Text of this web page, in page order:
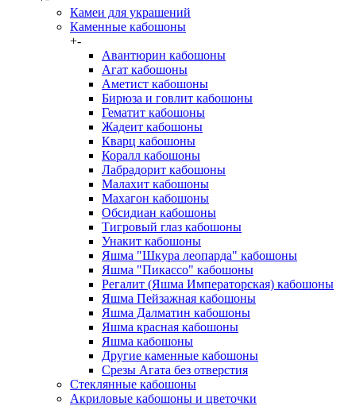
Камеи для украшений
Каменные кабошоны
+-
Авантюрин кабошоны
Агат кабошоны
Аметист кабошоны
Бирюза и говлит кабошоны
Гематит кабошоны
Жадеит кабошоны
Кварц кабошоны
Коралл кабошоны
Лабрадорит кабошоны
Малахит кабошоны
Махагон кабошоны
Обсидиан кабошоны
Тигровый глаз кабошоны
Унакит кабошоны
Яшма "Шкура леопарда" кабошоны
Яшма "Пикассо" кабошоны
Регалит (Яшма Императорская) кабошоны
Яшма Пейзажная кабошоны
Яшма Далматин кабошоны
Яшма красная кабошоны
Яшма кабошоны
Другие каменные кабошоны
Срезы Агата без отверстия
Стеклянные кабошоны
Акриловые кабошоны и цветочки